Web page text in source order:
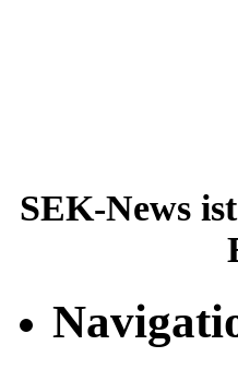
SEK-News